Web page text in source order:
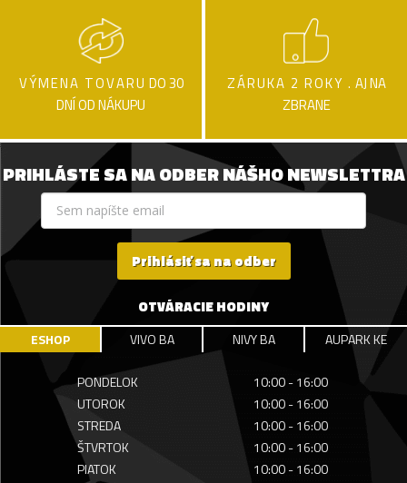
VÝMENA TOVARU DO 30
DNÍ OD NÁKUPU
ZÁRUKA 2 ROKY . AJ NA
ZBRANE
PRIHLÁSTE SA NA ODBER NÁŠHO NEWSLETTRA
Prihlásiť sa na odber
OTVÁRACIE HODINY
ESHOP VIVO BA NIVY BA AUPARK KE
PONDELOK
10:00 - 16:00
UTOROK
10:00 - 16:00
STREDA
10:00 - 16:00
ŠTVRTOK
10:00 - 16:00
PIATOK
10:00 - 16:00